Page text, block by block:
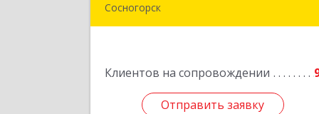
Сосногорск
Клиентов на сопровождении
Отправить заявку
Отправить заявку